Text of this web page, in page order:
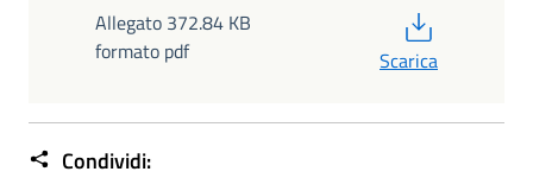
Allegato 372.84 KB
formato pdf
Scarica
Condividi: